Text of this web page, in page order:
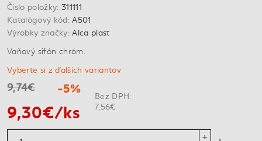
Číslo položky: 311111
Katalógový kód:A501
Výrobky značky:Alca plast
Vaňový sifón chróm.
Vyberte si z ďalších variantov
9,74€ -5%
9,30€/ks
Bez DPH:
7,56€